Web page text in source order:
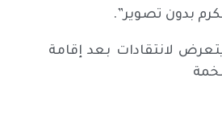
بدون تصوير”.
لانتقادات بعد إقامة